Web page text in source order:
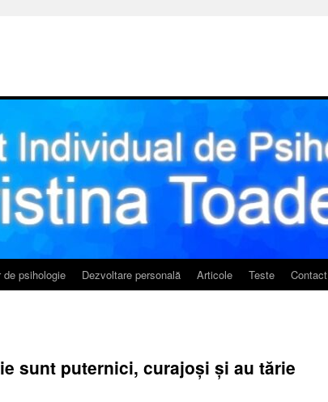
de psihologie Dezvoltare personală Articole Teste Contact
sunt puternici, curajoși și au tărie